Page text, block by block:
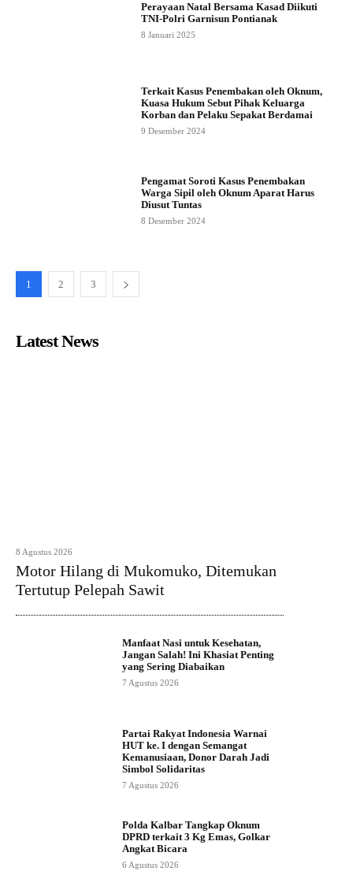
Perayaan Natal Bersama Kasad Diikuti
TNI-Polri Garnisun Pontianak
8 Januari 2025
Terkait Kasus Penembakan oleh Oknum,
Kuasa Hukum Sebut Pihak Keluarga
Korban dan Pelaku Sepakat Berdamai
9 Desember 2024
Pengamat Soroti Kasus Penembakan
Warga Sipil oleh Oknum Aparat Harus
Diusut Tuntas
8 Desember 2024
1 2 3
Latest News
8 Agustus 2026
Motor Hilang di Mukomuko, Ditemukan
Tertutup Pelepah Sawit
Manfaat Nasi untuk Kesehatan,
Jangan Salah! Ini Khasiat Penting
yang Sering Diabaikan
7 Agustus 2026
Partai Rakyat Indonesia Warnai
HUT ke. I dengan Semangat
Kemanusiaan, Donor Darah Jadi
Simbol Solidaritas
7 Agustus 2026
Polda Kalbar Tangkap Oknum
DPRD terkait 3 Kg Emas, Golkar
Angkat Bicara
6 Agustus 2026